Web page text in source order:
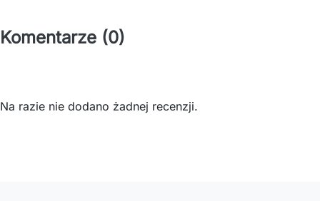
Komentarze (0)
Na razie nie dodano żadnej recenzji.